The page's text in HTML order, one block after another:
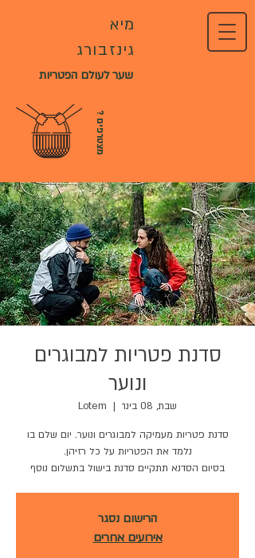
מיא
גינזבורג
שער לעולם הפטריות
?
מ
צ
ט
ר
פ
י
ם
סדנת פטריות למבוגרים
ונוער
שבת, 08 בינו׳
  |
Lotem
סדנת פטריות מעמיקה למבוגרים ונוער. יום שלם בו
בסיום הסדנא תתקיים סדנת בישול בתשלום נוסף
הרישום נסגר
אירועים אחרים